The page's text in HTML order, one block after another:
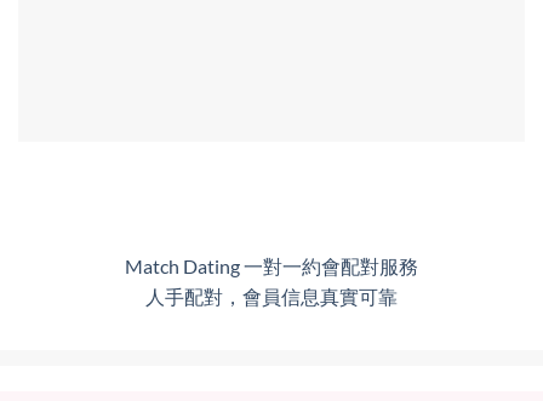
Match Dating 一對一約會配對服務
人手配對，會員信息真實可靠